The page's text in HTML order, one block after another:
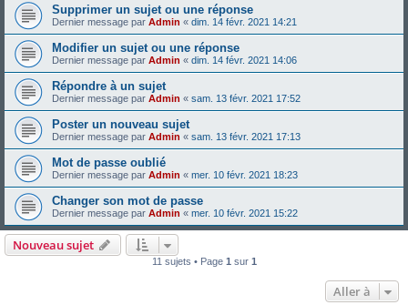
Supprimer un sujet ou une réponse
Dernier message par Admin « dim. 14 févr. 2021 14:21
Modifier un sujet ou une réponse
Dernier message par Admin « dim. 14 févr. 2021 14:06
Répondre à un sujet
Dernier message par Admin « sam. 13 févr. 2021 17:52
Poster un nouveau sujet
Dernier message par Admin « sam. 13 févr. 2021 17:13
Mot de passe oublié
Dernier message par Admin « mer. 10 févr. 2021 18:23
Changer son mot de passe
Dernier message par Admin « mer. 10 févr. 2021 15:22
Nouveau sujet
11 sujets • Page 1 sur 1
Aller à